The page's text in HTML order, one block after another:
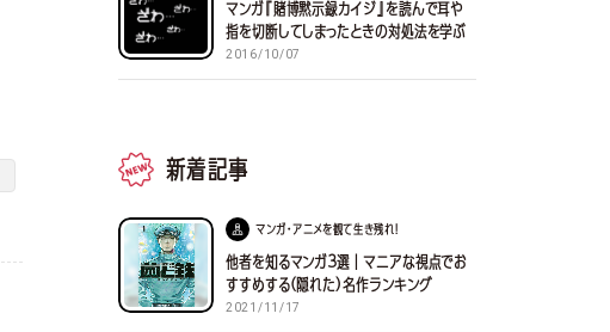
マンガ『賭博黙示録カイジ』を読んで耳や
指を切断してしまったときの対処法を学ぶ
2016/10/07
新着記事
マンガ・アニメを観て生き残れ！
他者を知るマンガ３選｜マニアな視点でお
すすめする(隠れた)名作ランキング
2021/11/17